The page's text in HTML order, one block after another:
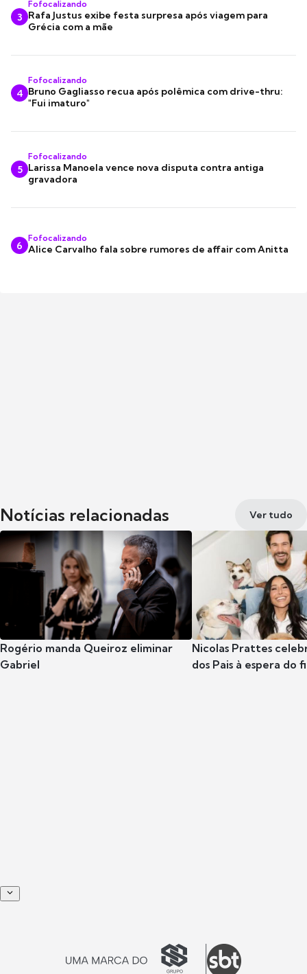
3
Fofocalizando
Rafa Justus exibe festa surpresa após viagem para
Grécia com a mãe
4
Fofocalizando
Bruno Gagliasso recua após polêmica com drive-thru:
"Fui imaturo"
5
Fofocalizando
Larissa Manoela vence nova disputa contra antiga
gravadora
6
Fofocalizando
Alice Carvalho fala sobre rumores de affair com Anitta
Notícias relacionadas Ver tudo
Rogério manda Queiroz eliminar
Gabriel
Nicolas Prattes
dos Pais à espera do